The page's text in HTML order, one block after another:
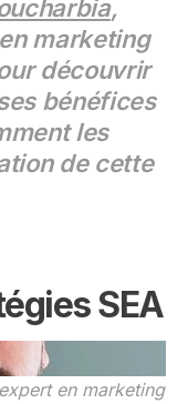
,
marketing
découvrir
bénéfices
les
de cette
SEA
en marketing